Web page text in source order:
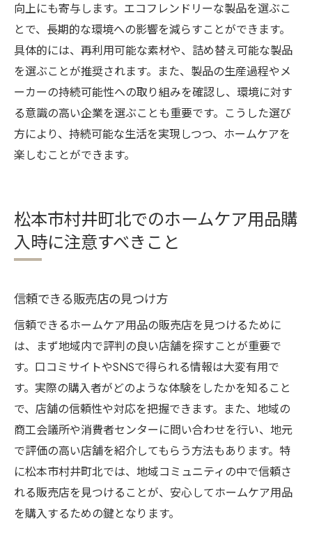
向上にも寄与します。エコフレンドリーな製品を選ぶこ
とで、長期的な環境への影響を減らすことができます。
具体的には、再利用可能な素材や、詰め替え可能な製品
を選ぶことが推奨されます。また、製品の生産過程やメ
ーカーの持続可能性への取り組みを確認し、環境に対す
る意識の高い企業を選ぶことも重要です。こうした選び
方により、持続可能な生活を実現しつつ、ホームケアを
楽しむことができます。
松本市村井町北でのホームケア用品購
入時に注意すべきこと
信頼できる販売店の見つけ方
信頼できるホームケア用品の販売店を見つけるために
は、まず地域内で評判の良い店舗を探すことが重要で
す。口コミサイトやSNSで得られる情報は大変有用で
す。実際の購入者がどのような体験をしたかを知ること
で、店舗の信頼性や対応を把握できます。また、地域の
商工会議所や消費者センターに問い合わせを行い、地元
で評価の高い店舗を紹介してもらう方法もあります。特
に松本市村井町北では、地域コミュニティの中で信頼さ
れる販売店を見つけることが、安心してホームケア用品
を購入するための鍵となります。